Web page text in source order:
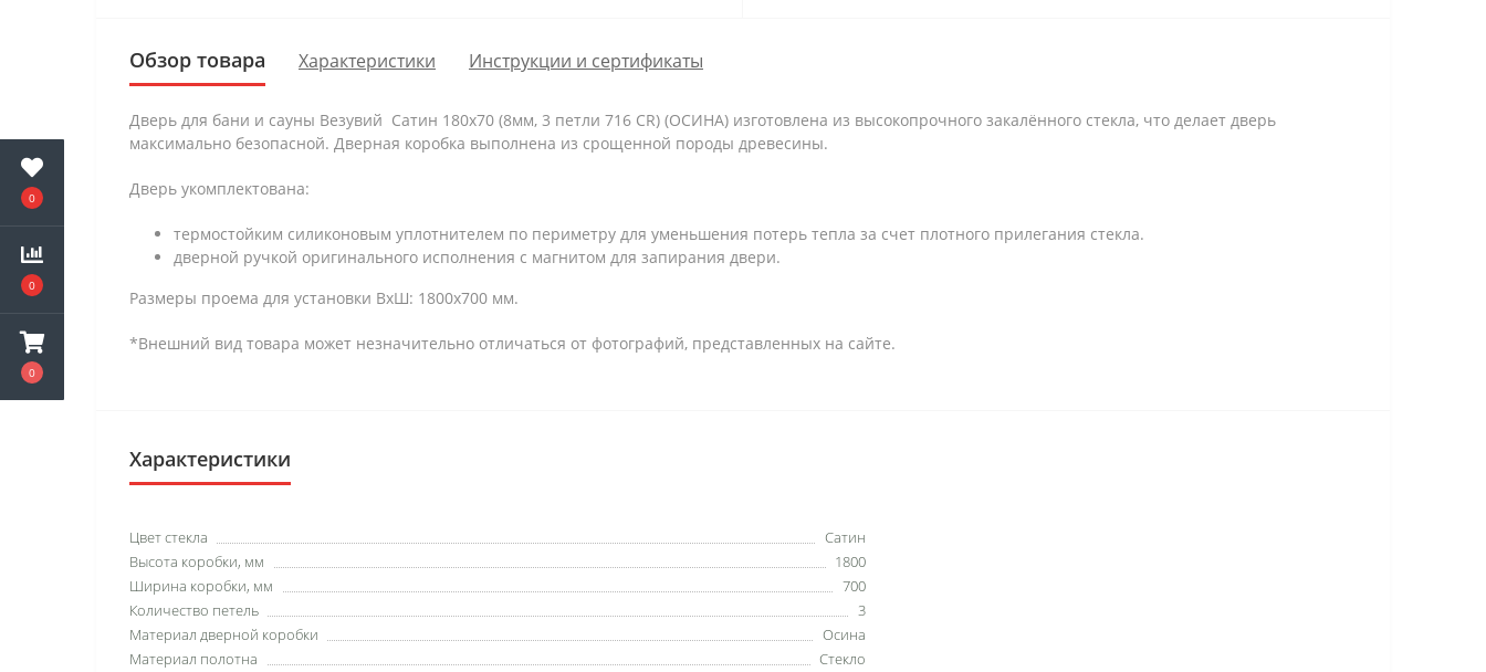
0
0
0
Обзор товара Характеристики Инструкции и сертификаты
Дверь для бани и сауны Везувий Сатин 180х70 (8мм, 3 петли 716 CR) (ОСИНА) изготовлена из высокопрочного закалённого стекла, что делает дверь
максимально безопасной. Дверная коробка выполнена из срощенной породы древесины.
Дверь укомплектована:
термостойким силиконовым уплотнителем по периметру для уменьшения потерь тепла за счет плотного прилегания стекла.
дверной ручкой оригинального исполнения с магнитом для запирания двери.
Размеры проема для установки ВхШ: 1800х700 мм.
*Внешний вид товара может незначительно отличаться от фотографий, представленных на сайте.
Характеристики
Цвет стекла
Сатин
Высота коробки, мм
1800
Ширина коробки, мм
700
Количество петель
3
Материал дверной коробки
Осина
Материал полотна
Стекло